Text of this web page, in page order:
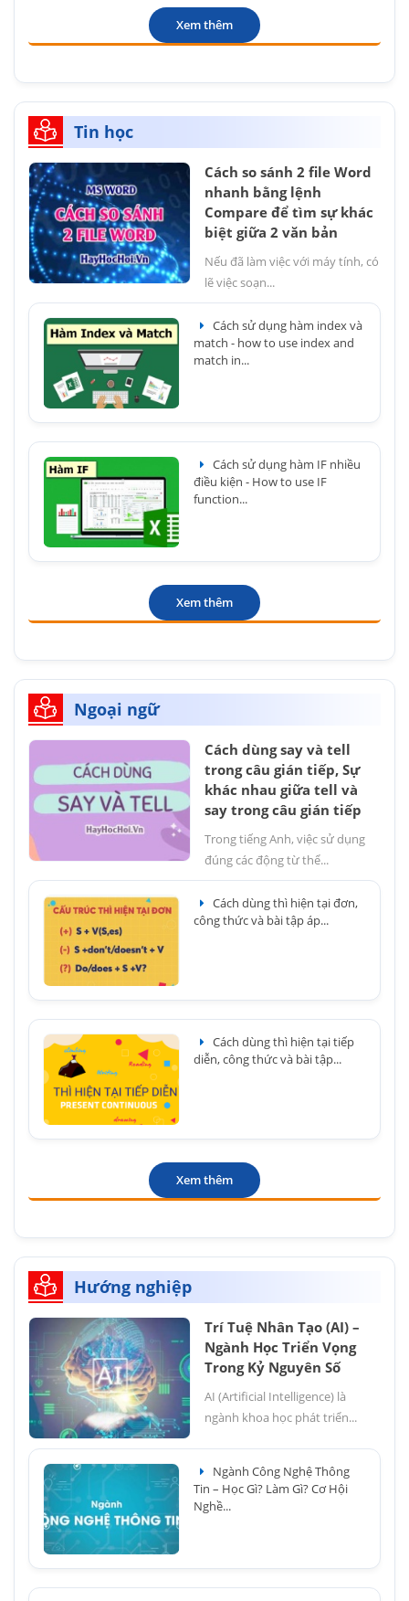
Xem thêm
Tin học
Cách so sánh 2 file Word
nhanh bằng lệnh
Compare để tìm sự khác
biệt giữa 2 văn bản
Nếu đã làm việc với máy tính, có
lẽ việc soạn...
Cách sử dụng hàm index và
match - how to use index and
match in...
Cách sử dụng hàm IF nhiều
điều kiện - How to use IF
function...
Xem thêm
Ngoại ngữ
Cách dùng say và tell
trong câu gián tiếp, Sự
khác nhau giữa tell và
say trong câu gián tiếp
Trong tiếng Anh, việc sử dụng
đúng các động từ thể...
Cách dùng thì hiện tại đơn,
công thức và bài tập áp...
Cách dùng thì hiện tại tiếp
diễn, công thức và bài tập...
Xem thêm
Hướng nghiệp
Trí Tuệ Nhân Tạo (AI) –
Ngành Học Triển Vọng
Trong Kỷ Nguyên Số
AI (Artificial Intelligence) là
ngành khoa học phát triển...
Ngành Công Nghệ Thông
Tin – Học Gì? Làm Gì? Cơ Hội
Nghề...